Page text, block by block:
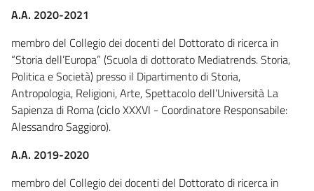
A.A. 2020-2021
membro del Collegio dei docenti del Dottorato di ricerca in
“Storia dell’Europa” (Scuola di dottorato Mediatrends. Storia,
Politica e Società) presso il Dipartimento di Storia,
Antropologia, Religioni, Arte, Spettacolo dell’Università La
Sapienza di Roma (ciclo XXXVI - Coordinatore Responsabile:
Alessandro Saggioro).
A.A. 2019-2020
membro del Collegio dei docenti del Dottorato di ricerca in